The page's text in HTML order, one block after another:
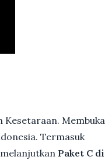
Kesetaraan. Membuka
Termasuk
Paket C di